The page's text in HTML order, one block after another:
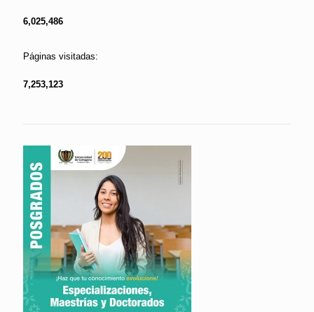
6,025,486
Páginas visitadas:
7,253,123